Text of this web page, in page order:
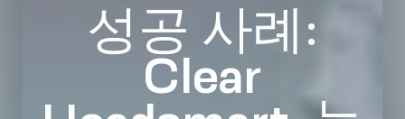
성공 사례:
Clear